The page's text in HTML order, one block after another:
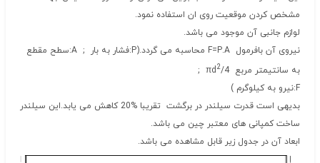
مشخص کردن موقعیت روی ان استفاده نمود.
لوازم جانبی آن موجود می باشد.
نیروی آن بافرمول F=P.A محاسبه می گردد.(P:فشار به بار ; A:سطح مقطع
به سانتیمتر مربع 4/πd
2
;
F:نیرو به کیلوگرم )
بدیهی است قدرت سیلندر در برگشت تقریبا %20 کاهش می یابد.این سیلندر
ساخت کمپانی های معتبر چین می باشد.
ابعاد آن در جدول زیر قابل مشاهده می باشد.